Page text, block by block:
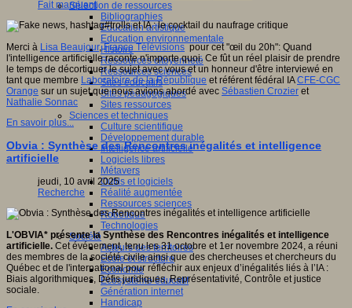
Sélection de ressources
Bibliographies
Education artistique
Education environnementale
Histoire
Ressources citoyenneté
Ressources sciences
Sites éducatifs
Sites pédagogiques
Sites ressources
Sciences et techniques
Culture scientifique
Développement durable
Intelligence artificielle
Logiciels libres
Métavers
Outils et logiciels
Réalité augmentée
Ressources sciences
Robotique
Technologies
Société
Acteurs des territoires
Ecole et structure
Economie
Ecosystème éducatif
Génération internet
Handicap
Fait marquant
Merci à Lisa Beaujour,France Télévisions pour cet "œil du 20h": Quand
l'intelligence artificielle raconte n'importe quoi. Ce fût un réel plaisir de prendre
le temps de décortiquer le sujet avec vous et un honneur d'être interviewé en
tant que membre Laboratoire de la République et référent fédéral IACFE-CGC
Orange sur un sujet que nous avions abordé avec Sébastien Crozier et
Nathalie Sonnac
En savoir plus...
Obvia : Synthèse des Rencontres inégalités et intelligence
artificielle
jeudi, 10 avril 2025
Recherche
L'OBVIA* présente la Synthèse des Rencontres inégalités et intelligence
artificielle. Cet événement, tenu les 31 octobre et 1er novembre 2024, a réuni
des membres de la société civile ainsi que des chercheuses et chercheurs du
Québec et de l'international pour réfléchir aux enjeux d’inégalités liés à l’IA :
Biais algorithmiques, Défis juridiques, Représentativité, Contrôle et justice
sociale.